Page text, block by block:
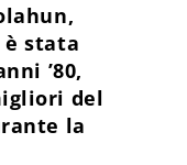
è stata
’80,
del
la